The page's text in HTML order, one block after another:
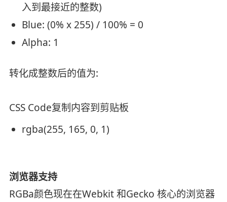
入到最接近的整数)
Blue: (0% x 255) / 100% = 0
Alpha: 1
转化成整数后的值为:
CSS Code复制内容到剪贴板
rgba(255, 165, 0, 1)
浏览器支持
RGBa颜色现在在Webkit 和Gecko 核心的浏览器